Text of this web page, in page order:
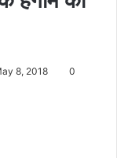
8, 2018 0